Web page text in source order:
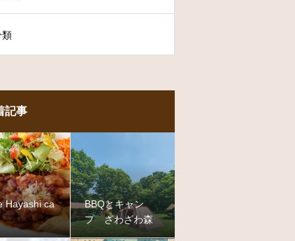
類
記事
Hayashi ca
BBQとキャン
プ ざわざわ森